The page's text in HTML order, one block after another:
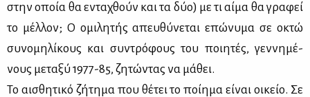
στην οποία θα εντα­χθούν και τα δύο) με τι αί­μα θα γρα­φεί
το μέλ­λον; Ο ομι­λη­τής απευ­θύ­νε­ται επώ­νυ­μα σε οκτώ
συ­νο­μη­λί­κους και συ­ντρό­φους του ποι­η­τές, γεν­νη­μέ­
νους με­τα­ξύ 1977-85, ζη­τώ­ντας να μά­θει.
Το αι­σθη­τι­κό ζή­τη­μα που θέ­τει το ποί­η­μα εί­ναι οι­κείο. Σε